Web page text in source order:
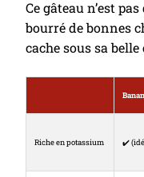
Ce gâteau n’est
bourré de bonnes
cache sous sa
Riche en potassium ✔️